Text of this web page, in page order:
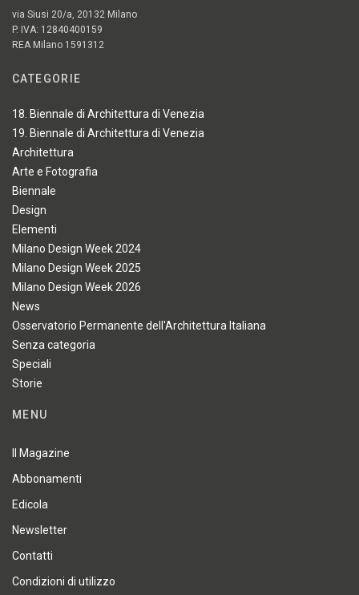
via Siusi 20/a, 20132 Milano
P. IVA: 12840400159
REA Milano 1591312
CATEGORIE
18. Biennale di Architettura di Venezia
19. Biennale di Architettura di Venezia
Architettura
Arte e Fotografia
Biennale
Design
Elementi
Milano Design Week 2024
Milano Design Week 2025
Milano Design Week 2026
News
Osservatorio Permanente dell'Architettura Italiana
Senza categoria
Speciali
Storie
MENU
Il Magazine
Abbonamenti
Edicola
Newsletter
Contatti
Condizioni di utilizzo